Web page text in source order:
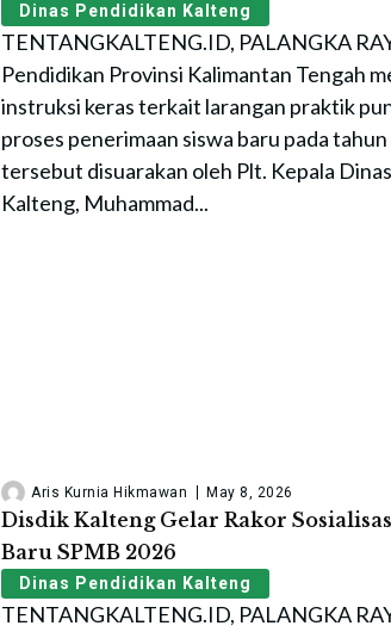
Dinas Pendidikan Kalteng
TENTANGKALTENG.ID, PALANGKA
Pendidikan Provinsi Kalimantan Tengah
instruksi keras terkait larangan praktik
proses penerimaan siswa baru pada
tersebut disuarakan oleh Plt. Kepala
Kalteng, Muhammad...
Aris Kurnia Hikmawan May 8, 2026
Disdik Kalteng Gelar Rakor
Baru SPMB 2026
Dinas Pendidikan Kalteng
TENTANGKALTENG.ID, PALANGKA